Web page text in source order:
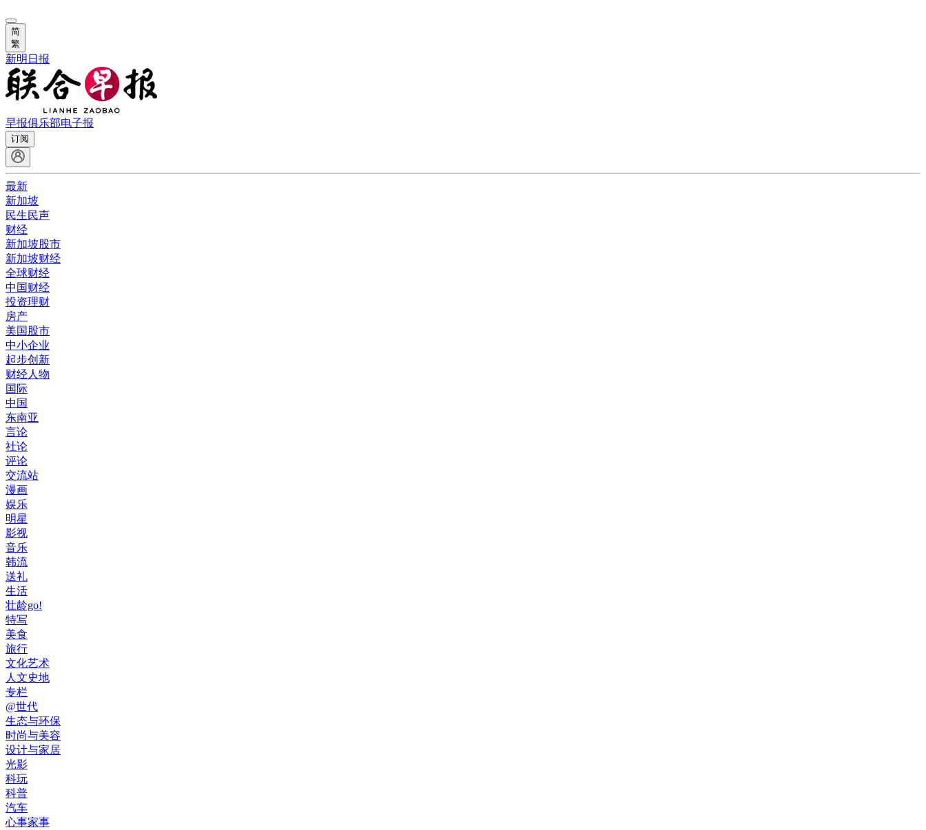
简
繁
新明日报
早报俱乐部电子报
订阅
最新
新加坡
民生民声
财经
新加坡股市
新加坡财经
全球财经
中国财经
投资理财
房产
美国股市
中小企业
起步创新
财经人物
国际
中国
东南亚
言论
社论
评论
交流站
漫画
娱乐
明星
影视
音乐
韩流
送礼
生活
壮龄go!
特写
美食
旅行
文化艺术
人文史地
专栏
@世代
生态与环保
时尚与美容
设计与家居
光影
科玩
科普
汽车
心事家事